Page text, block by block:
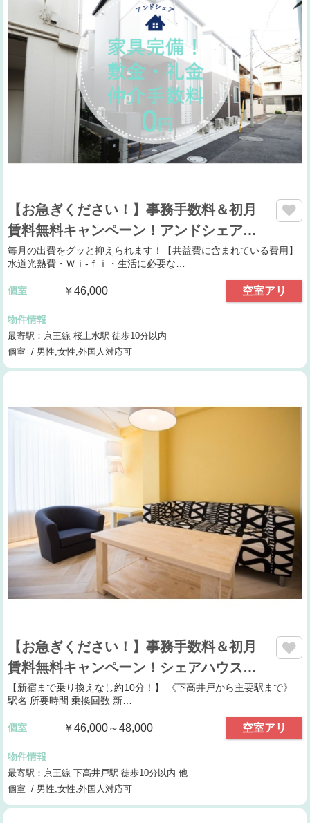
【お急ぎください！】事務手数料＆初月
賃料無料キャンペーン！アンドシェア…
毎月の出費をグッと抑えられます！【共益費に含まれている費用】
水道光熱費・Ｗｉ-ｆｉ・生活に必要な…
個室 ￥46,000 空室アリ
物件情報
最寄駅：京王線 桜上水駅 徒歩10分以内
個室 / 男性,女性,外国人対応可
【お急ぎください！】事務手数料＆初月
賃料無料キャンペーン！シェアハウス…
【新宿まで乗り換えなし約10分！】 《下高井戸から主要駅まで》
駅名 所要時間 乗換回数 新…
個室 ￥46,000～48,000 空室アリ
物件情報
最寄駅：京王線 下高井戸駅 徒歩10分以内 他
個室 / 男性,女性,外国人対応可